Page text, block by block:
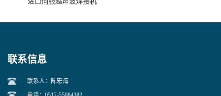
联系信息
联系人：陈宏海